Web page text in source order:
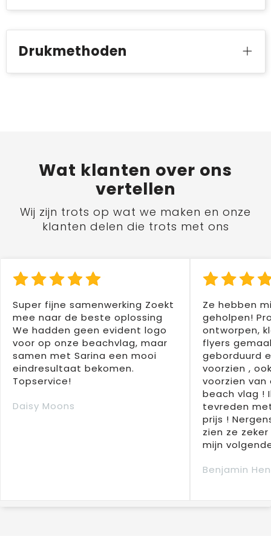
Drukmethoden
Wat klanten over ons
vertellen
Wij zijn trots op wat we maken en onze
klanten delen die trots met ons
Super fijne samenwerking Zoekt
mee naar de beste oplossing
We hadden geen evident logo
voor op onze beachvlag, maar
samen met Sarina een mooi
eindresultaat bekomen.
Topservice!
Daisy Moons
Ze hebben
geholpen!
ontworpen,
flyers
geborduurd
voorzien ,
voorzien
beach vlag !
tevreden
prijs !
zien ze
mijn
Benjamin